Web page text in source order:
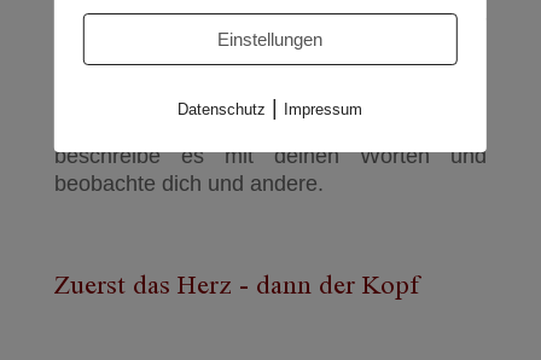
Ebenen werden dünner. Feinstoffliche Felder
haben es leichter in unser Leben zu treten,
Bilde dir am besten selbst deine Meinung,
beschreibe es mit deinen Worten und
beobachte dich und andere.
Zuerst das Herz - dann der Kopf
Einstellungen
Datenschutz Impressum